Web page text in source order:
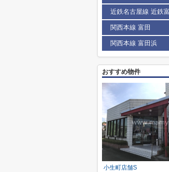
近鉄名古屋線 近鉄
関西本線 富田
関西本線 富田浜
おすすめ物件
小生町店舗S